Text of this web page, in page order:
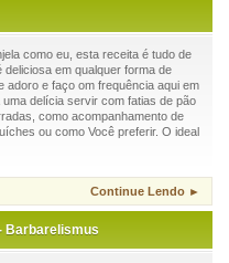
como eu, esta receita é tudo de
deliciosa em qualquer forma de
adoro e faço om frequência aqui em
delícia servir com fatias de pão
como acompanhamento de
ou como Você preferir. O ideal
Continue Lendo ►
Barbarelismus